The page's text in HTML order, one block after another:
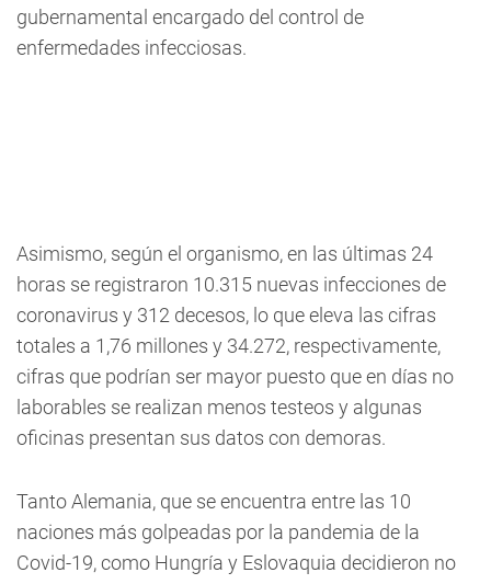
gubernamental encargado del control de
enfermedades infecciosas.
Asimismo, según el organismo, en las últimas 24
horas se registraron 10.315 nuevas infecciones de
coronavirus y 312 decesos, lo que eleva las cifras
totales a 1,76 millones y 34.272, respectivamente,
cifras que podrían ser mayor puesto que en días no
laborables se realizan menos testeos y algunas
oficinas presentan sus datos con demoras.
Tanto Alemania, que se encuentra entre las 10
naciones más golpeadas por la pandemia de la
Covid-19, como Hungría y Eslovaquia decidieron no